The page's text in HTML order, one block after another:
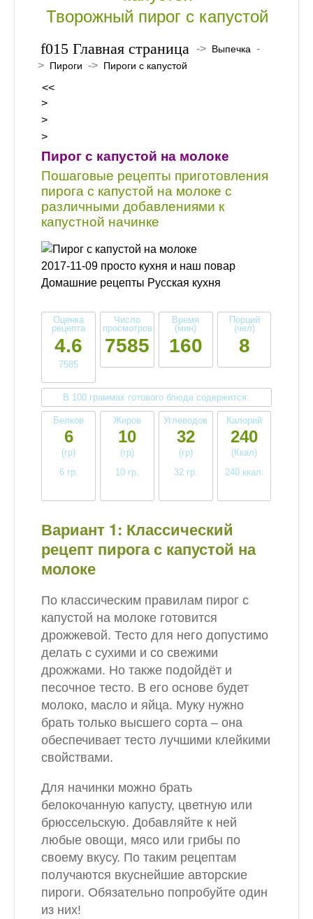
Творожный пирог с капустой
Главная страница -> Выпечка -
> Пироги -> Пироги с капустой
<<
>
>
>
Пирог с капустой на молоке
Пошаговые рецепты приготовления
пирога с капустой на молоке с
различными добавлениями к
капустной начинке
2017-11-09 просто кухня и наш повар
Домашние рецепты Русская кухня
Оценка
рецепта
4.6
7585
Число
просмотров
7585
Время
(мин)
160
Порций
(чел)
8
В 100 граммах готового блюда содержится:
Белков
6
(гр)
6 гр.
Жиров
10
(гр)
10 гр.
Углеводов
32
(гр)
32 гр.
Калорий
240
(Ккал)
240 ккал.
Вариант 1: Классический
рецепт пирога с капустой на
молоке
По классическим правилам пирог с
капустой на молоке готовится
дрожжевой. Тесто для него допустимо
делать с сухими и со свежими
дрожжами. Но также подойдёт и
песочное тесто. В его основе будет
молоко, масло и яйца. Муку нужно
брать только высшего сорта – она
обеспечивает тесто лучшими клейкими
свойствами.
Для начинки можно брать
белокочанную капусту, цветную или
брюссельскую. Добавляйте к ней
любые овощи, мясо или грибы по
своему вкусу. По таким рецептам
получаются вкуснейшие авторские
пироги. Обязательно попробуйте один
из них!